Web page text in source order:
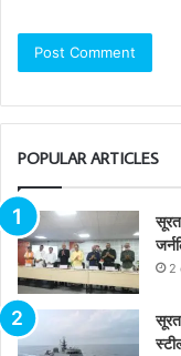
POPULAR ARTICLES
सूरत
2
सूरत